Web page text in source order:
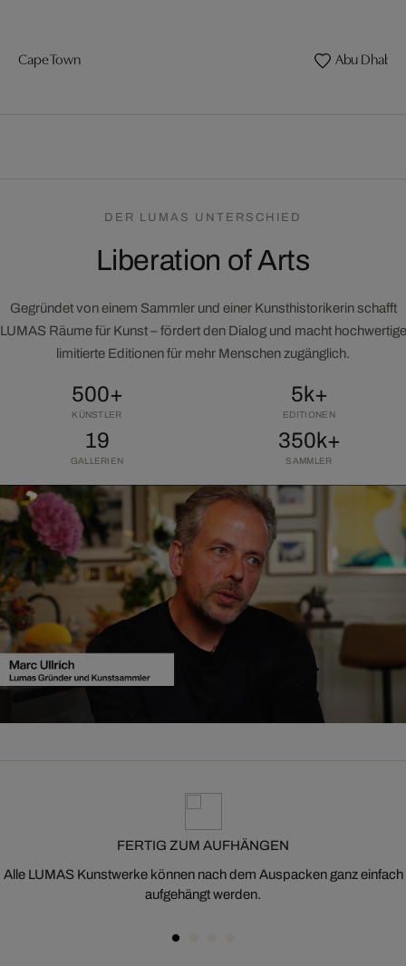
Cape Town Abu Dhabi
DER LUMAS UNTERSCHIED
Liberation of Arts
Gegründet von einem Sammler und einer Kunsthistorikerin schafft
LUMAS Räume für Kunst – fördert den Dialog und macht hochwertige
limitierte Editionen für mehr Menschen zugänglich.
500+
KÜNSTLER
5k+
EDITIONEN
19
GALLERIEN
350k+
SAMMLER
FERTIG ZUM AUFHÄNGEN
Alle LUMAS Kunstwerke können nach dem Auspacken ganz einfach
aufgehängt werden.